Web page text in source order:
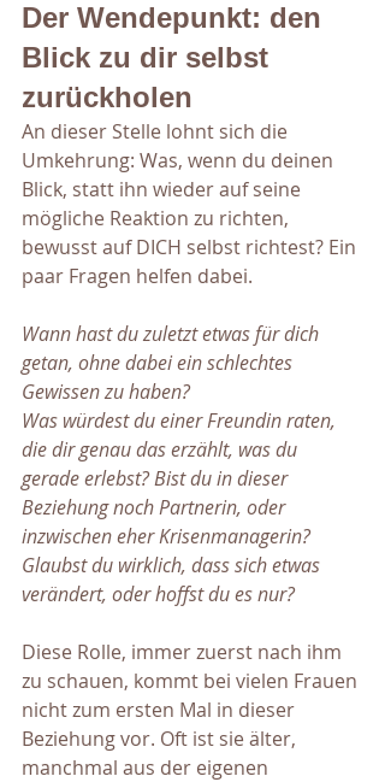
Der Wendepunkt: den
Blick zu dir selbst
zurückholen
An dieser Stelle lohnt sich die
Umkehrung: Was, wenn du deinen
Blick, statt ihn wieder auf seine
mögliche Reaktion zu richten,
bewusst auf DICH selbst richtest? Ein
paar Fragen helfen dabei.
Wann hast du zuletzt etwas für dich
getan, ohne dabei ein schlechtes
Gewissen zu haben?
Was würdest du einer Freundin raten,
die dir genau das erzählt, was du
gerade erlebst? Bist du in dieser
Beziehung noch Partnerin, oder
inzwischen eher Krisenmanagerin?
Glaubst du wirklich, dass sich etwas
verändert, oder hoffst du es nur?
Diese Rolle, immer zuerst nach ihm
zu schauen, kommt bei vielen Frauen
nicht zum ersten Mal in dieser
Beziehung vor. Oft ist sie älter,
manchmal aus der eigenen